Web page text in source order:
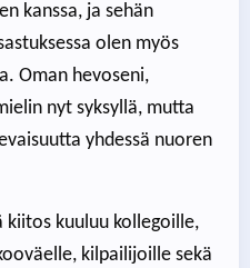
kanssa, ja sehän
olen myös
Oman hevoseni,
nyt syksyllä, mutta
yhdessä nuoren
kiitos kuuluu kollegoille,
kilpailijoille sekä